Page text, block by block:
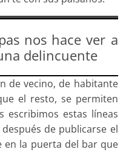
nos hace ver a
delincuente
de vecino, de habitante
el resto, se permiten
escribimos estas líneas
de publicarse el
en la puerta del bar que